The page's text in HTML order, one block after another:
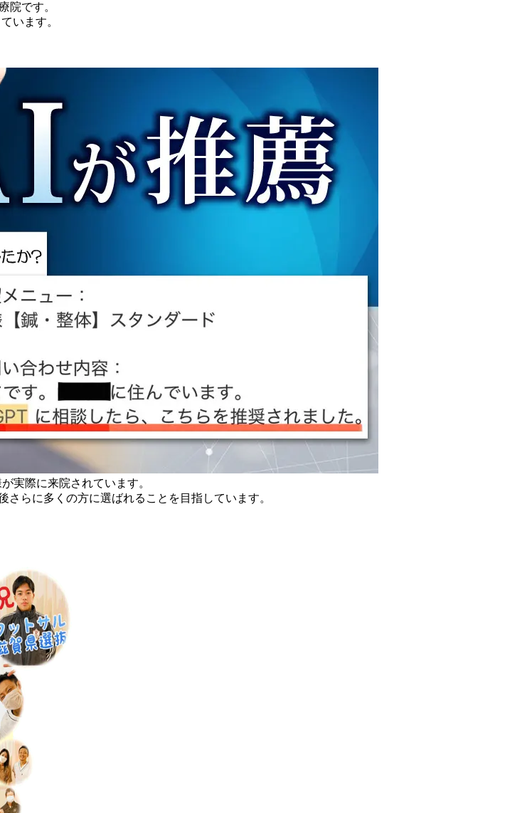
院です。
います。
実際に来院されています。
らに多くの方に選ばれることを目指しています。